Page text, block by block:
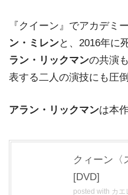
『クイーン』でアカデミ
ン・ミレンと、2016年に
ラン・リックマンの共演
表する二人の演技にも圧倒
アラン・リックマンは本
クィーン〈
[DVD]
posted with カエ